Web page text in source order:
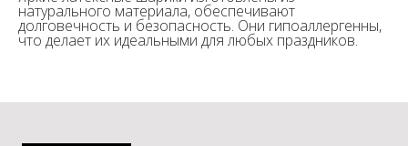
натурального материала, обеспечивают
долговечность и безопасность. Они гипоаллергенны,
что делает их идеальными для любых праздников.